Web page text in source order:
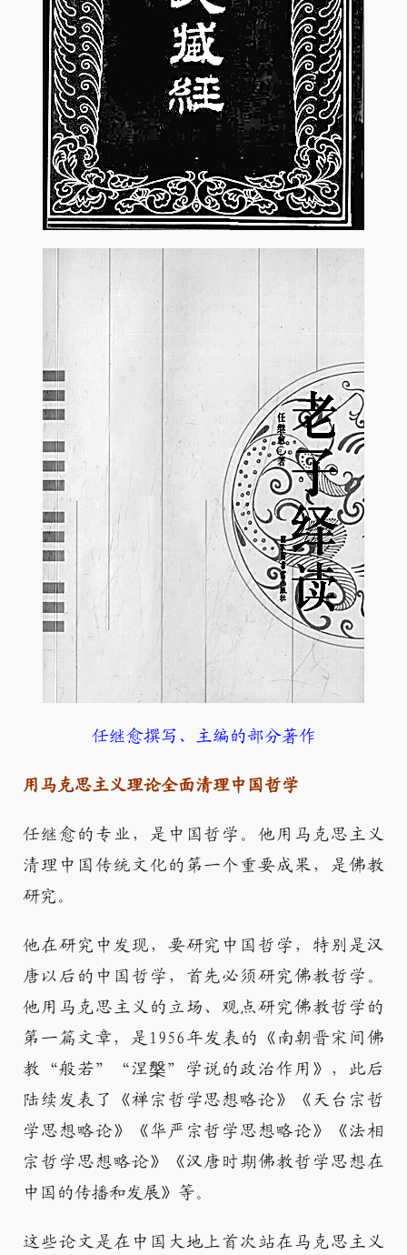
任继愈撰写、主编的部分著作
用马克思主义理论全面清理中国哲学
任继愈的专业，是中国哲学。他用马克思主义
清理中国传统文化的第一个重要成果，是佛教
研究。
他在研究中发现，要研究中国哲学，特别是汉
唐以后的中国哲学，首先必须研究佛教哲学。
他用马克思主义的立场、观点研究佛教哲学的
第一篇文章，是1956年发表的《南朝晋宋间佛
教“般若”“涅槃”学说的政治作用》，此后
陆续发表了《禅宗哲学思想略论》《天台宗哲
学思想略论》《华严宗哲学思想略论》《法相
宗哲学思想略论》《汉唐时期佛教哲学思想在
中国的传播和发展》等。
这些论文是在中国大地上首次站在马克思主义